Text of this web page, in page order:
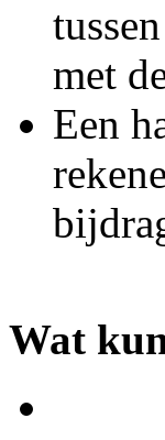
met
Een
Wat